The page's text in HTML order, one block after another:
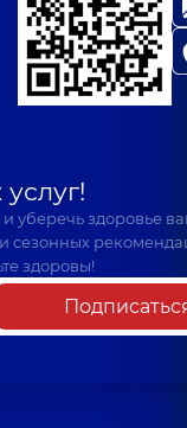
уберечь здоровье
сезонных
здоровы!